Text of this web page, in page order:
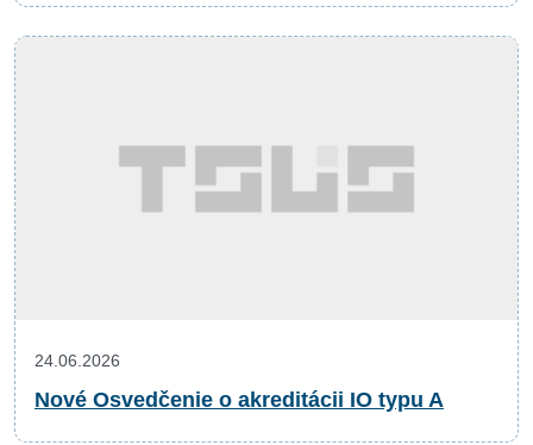
24.06.2026
Nové Osvedčenie o akreditácii IO typu A